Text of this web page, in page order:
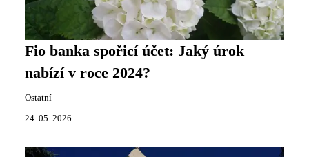
Fio banka spořicí účet: Jaký úrok
nabízí v roce 2024?
Ostatní
24. 05. 2026